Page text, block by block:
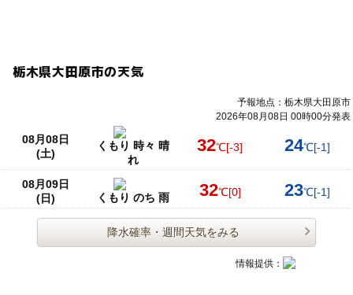
栃木県大田原市の天気
予報地点：栃木県大田原市
2026年08月08日 00時00分発表
08月08日
(土)
くもり 時々 晴
れ
32℃[-3] 24℃[-1]
08月09日
(日)
くもり のち 雨 32℃[0] 23℃[-1]
降水確率・週間天気をみる
情報提供：